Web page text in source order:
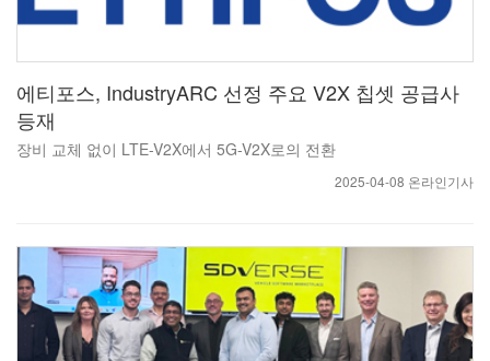
에티포스, IndustryARC 선정 주요 V2X 칩셋 공급사
등재
장비 교체 없이 LTE-V2X에서 5G-V2X로의 전환
2025-04-08 온라인기사